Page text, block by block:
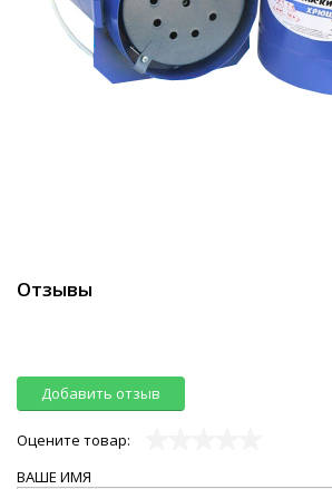
Отзывы
Добавить отзыв
Оцените товар:
ВАШЕ ИМЯ